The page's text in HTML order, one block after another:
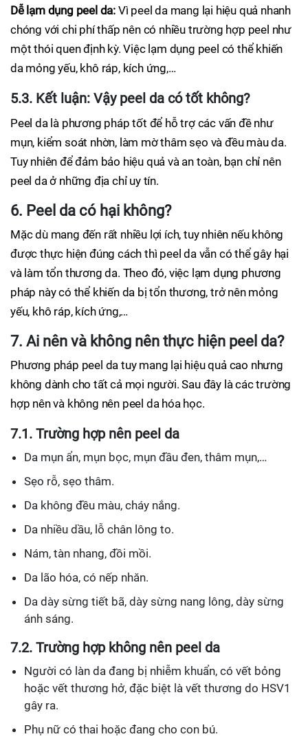
Dễ lạm dụng peel da: Vì peel da mang lại hiệu quả nhanh
chóng với chi phí thấp nên có nhiều trường hợp peel như
một thói quen định kỳ. Việc lạm dụng peel có thể khiến
da mỏng yếu, khô ráp, kích ứng,…
5.3. Kết luận: Vậy peel da có tốt không?
Peel da là phương pháp tốt để hỗ trợ các vấn đề như
mụn, kiểm soát nhờn, làm mờ thâm sẹo và đều màu da.
Tuy nhiên để đảm bảo hiệu quả và an toàn, bạn chỉ nên
peel da ở những địa chỉ uy tín.
6. Peel da có hại không?
Mặc dù mang đến rất nhiều lợi ích, tuy nhiên nếu không
được thực hiện đúng cách thì peel da vẫn có thể gây hại
và làm tổn thương da. Theo đó, việc lạm dụng phương
pháp này có thể khiến da bị tổn thương, trở nên mỏng
yếu, khô ráp, kích ứng,…
7. Ai nên và không nên thực hiện peel da?
Phương pháp peel da tuy mang lại hiệu quả cao nhưng
không dành cho tất cả mọi người. Sau đây là các trường
hợp nên và không nên peel da hóa học.
7.1. Trường hợp nên peel da
Da mụn ẩn, mụn bọc, mụn đầu đen, thâm mụn,…
Sẹo rỗ, sẹo thâm.
Da không đều màu, cháy nắng.
Da nhiều dầu, lỗ chân lông to.
Nám, tàn nhang, đồi mồi.
Da lão hóa, có nếp nhăn.
Da dày sừng tiết bã, dày sừng nang lông, dày sừng
ánh sáng.
7.2. Trường hợp không nên peel da
Người có làn da đang bị nhiễm khuẩn, có vết bỏng
hoặc vết thương hở, đặc biệt là vết thương do HSV1
gây ra.
Phụ nữ có thai hoặc đang cho con bú.